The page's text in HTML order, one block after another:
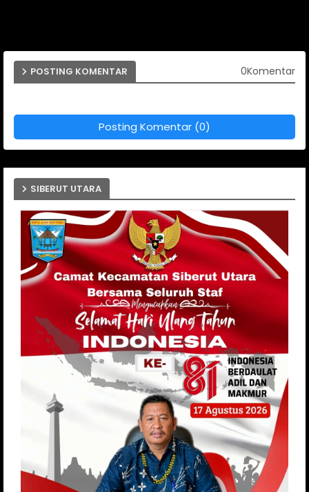
POSTING KOMENTAR 0Komentar
Posting Komentar (0)
SIBERUT UTARA